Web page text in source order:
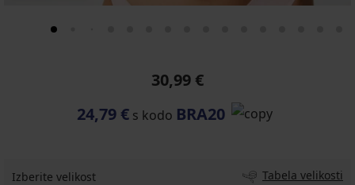
30,99 €
24,79 €s kodo BRA20
Izberite velikost Tabela velikosti